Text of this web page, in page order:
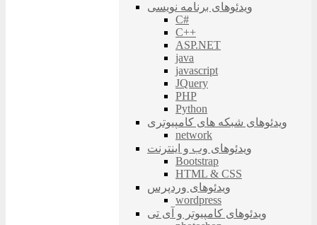
ویدئوهای برنامه نویسی
C#
C++
ASP.NET
java
javascript
JQuery
PHP
Python
ویدئوهای شبکه های کامپیوتری
network
ویدئوهای وب و اینترنت
Bootstrap
HTML & CSS
ویدئوهای وردپرس
wordpress
ویدئوهای کامپیوتر و آی تی